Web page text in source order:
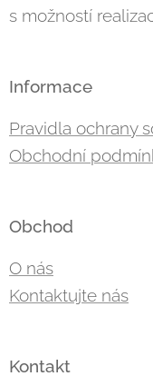
s možností
Informace
Pravidla ochrany
Obchodní
Obchod
O nás
Kontaktujte nás
Kontakt